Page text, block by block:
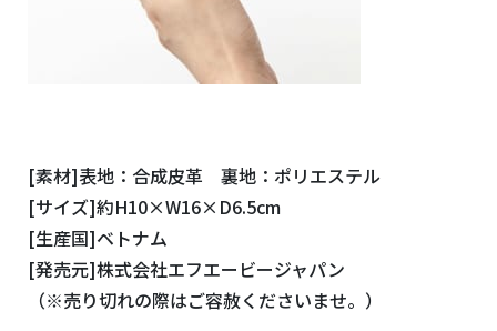
[素材]表地：合成皮革 裏地：ポリエステル
[サイズ]約H10×W16×D6.5cm
[生産国]ベトナム
[発売元]株式会社エフエービージャパン
（※売り切れの際はご容赦くださいませ。）